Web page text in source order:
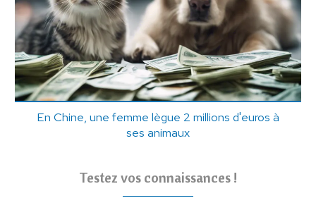
En Chine, une femme lègue 2 millions d'euros à
ses animaux
Testez vos connaissances !